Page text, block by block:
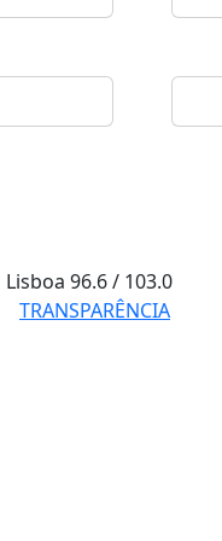
Lisboa96.6 / 103.0
TRANSPARÊNCIA